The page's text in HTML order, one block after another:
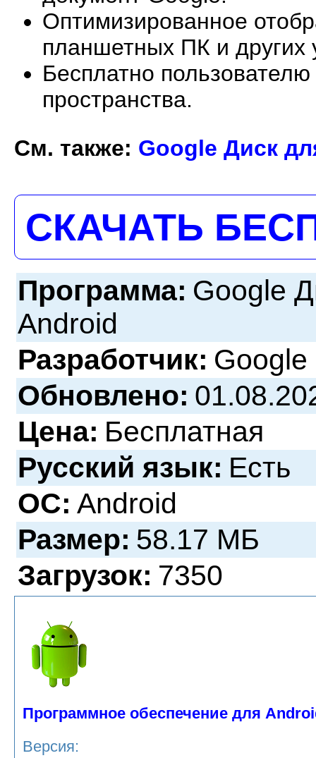
Оптимизированное
планшетных ПК и других
Бесплатно
пространства.
См. также: Google Диск
СКАЧАТЬ
Программа: Google
Android
Разработчик: Google
Обновлено:
Цена: Бесплатная
Русский язык: Есть
ОС: Android
Размер: 58.17 МБ
Загрузок: 7350
Программное обеспечение для
Версия: